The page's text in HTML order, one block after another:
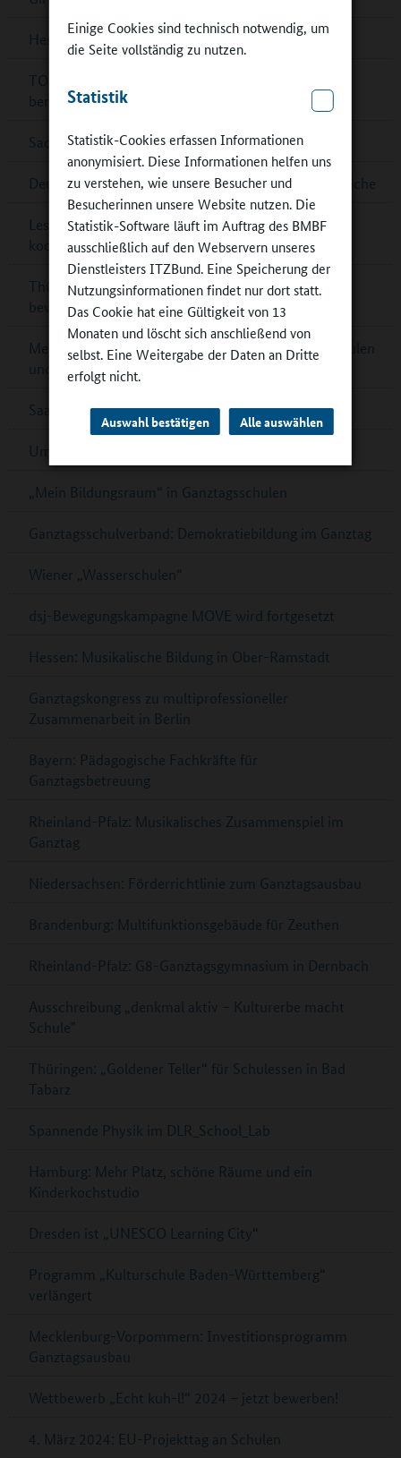
Einige Cookies sind technisch notwendig, um
die Seite vollständig zu nutzen.
Statistik
Statistik-Cookies erfassen Informationen
anonymisiert. Diese Informationen helfen uns
zu verstehen, wie unsere Besucher und
Besucherinnen unsere Website nutzen. Die
Statistik-Software läuft im Auftrag des BMBF
ausschließlich auf den Webservern unseres
Dienstleisters ITZBund. Eine Speicherung der
Nutzungsinformationen findet nur dort statt.
Das Cookie hat eine Gültigkeit von 13
Monaten und löscht sich anschließend von
selbst. Eine Weitergabe der Daten an Dritte
erfolgt nicht.
Auswahl bestätigen Alle auswählen
Hessen: IHK-Schulpreis für sieben Schulen
TOP-20-Schulen für Deutschen Schulpreis 2024
benannt
Sachsen-Anhalt: Außerschulische Lernorte
Deutsche Sportjugend: Online-Umfrage für Jugendliche
Lesetipp: Raum- und Flächengestaltung im
kooperativen Ganztag
Thüringen: Preis für Schulbibliotheken – jetzt noch
bewerben!
Mecklenburg-Vorpommern: Kontaktbörsen für Schulen
und Partner
Saarländischer Ernährungspreis – jetzt bewerben!
Umfrage zur Schulverpflegung in Cottbus
„Mein Bildungsraum“ in Ganztagsschulen
Ganztagsschulverband: Demokratiebildung im Ganztag
Wiener „Wasserschulen“
dsj-Bewegungskampagne MOVE wird fortgesetzt
Hessen: Musikalische Bildung in Ober-Ramstadt
Ganztagskongress zu multiprofessioneller
Zusammenarbeit in Berlin
Bayern: Pädagogische Fachkräfte für
Ganztagsbetreuung
Rheinland-Pfalz: Musikalisches Zusammenspiel im
Ganztag
Niedersachsen: Förderrichtlinie zum Ganztagsausbau
Brandenburg: Multifunktionsgebäude für Zeuthen
Rheinland-Pfalz: G8-Ganztagsgymnasium in Dernbach
Ausschreibung „denkmal aktiv – Kulturerbe macht
Schule‟
Thüringen: „Goldener Teller“ für Schulessen in Bad
Tabarz
Spannende Physik im DLR_School_Lab
Hamburg: Mehr Platz, schöne Räume und ein
Kinderkochstudio
Dresden ist „UNESCO Learning City“
Programm „Kulturschule Baden-Württemberg“
verlängert
Mecklenburg-Vorpommern: Investitionsprogramm
Ganztagsausbau
Wettbewerb „Echt kuh-l!“ 2024 – jetzt bewerben!
4. März 2024: EU-Projekttag an Schulen